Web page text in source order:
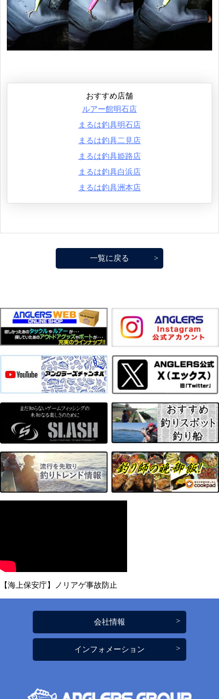
おすすめ店舗
ルアー館明石店
まるは釣具明石店
まるは釣具二見店
まるは釣具姫路店
まるは釣具白浜店
まるは釣具洲本店
一覧に戻る
【海上保安庁】ノリアゲ事故防止
会社情報
インフォメーション